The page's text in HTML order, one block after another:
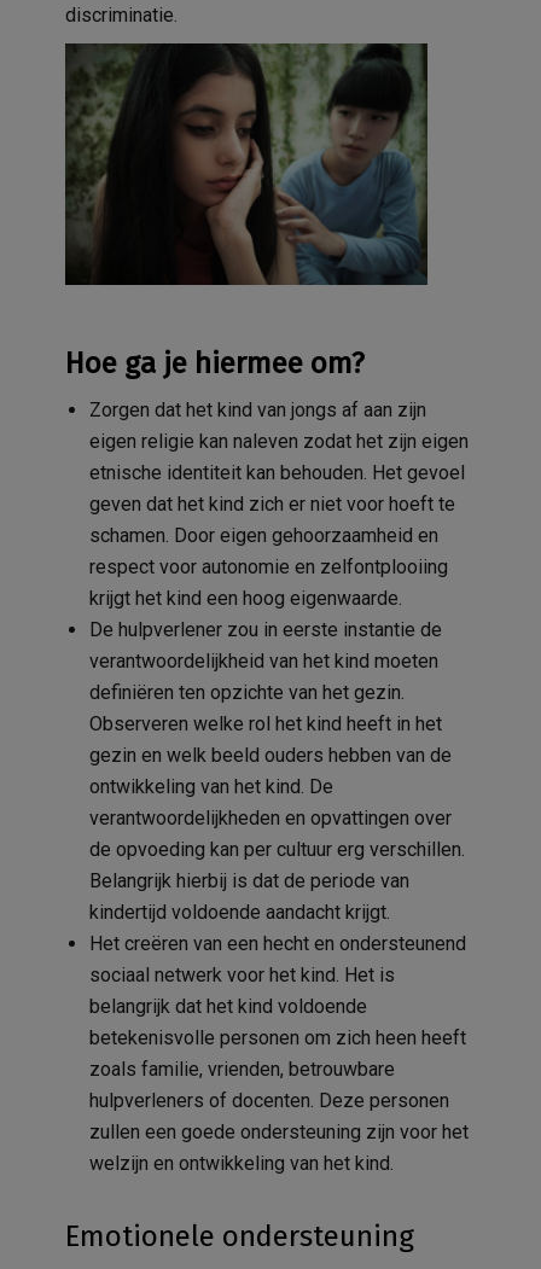
discriminatie.
Hoe ga je hiermee om?
Zorgen dat het kind van jongs af aan zijn
eigen religie kan naleven zodat het zijn eigen
etnische identiteit kan behouden. Het gevoel
geven dat het kind zich er niet voor hoeft te
schamen. Door eigen gehoorzaamheid en
respect voor autonomie en zelfontplooiing
krijgt het kind een hoog eigenwaarde.
De hulpverlener zou in eerste instantie de
verantwoordelijkheid van het kind moeten
definiëren ten opzichte van het gezin.
Observeren welke rol het kind heeft in het
gezin en welk beeld ouders hebben van de
ontwikkeling van het kind. De
verantwoordelijkheden en opvattingen over
de opvoeding kan per cultuur erg verschillen.
Belangrijk hierbij is dat de periode van
kindertijd voldoende aandacht krijgt.
Het creëren van een hecht en ondersteunend
sociaal netwerk voor het kind. Het is
belangrijk dat het kind voldoende
betekenisvolle personen om zich heen heeft
zoals familie, vrienden, betrouwbare
hulpverleners of docenten. Deze personen
zullen een goede ondersteuning zijn voor het
welzijn en ontwikkeling van het kind.
Emotionele ondersteuning